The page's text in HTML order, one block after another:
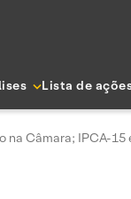
Lista de
na Câmara; IPCA-